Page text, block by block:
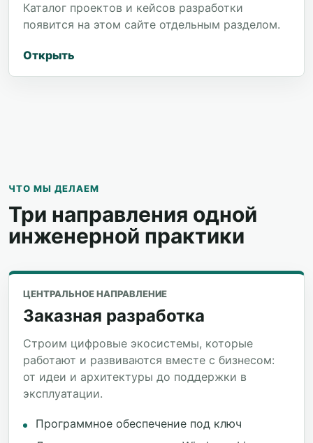
Каталог проектов и кейсов разработки
появится на этом сайте отдельным разделом.
Открыть
ЧТО МЫ ДЕЛАЕМ
Три направления одной
инженерной практики
ЦЕНТРАЛЬНОЕ НАПРАВЛЕНИЕ
Заказная разработка
Строим цифровые экосистемы, которые
работают и развиваются вместе с бизнесом:
от идеи и архитектуры до поддержки в
эксплуатации.
Программное обеспечение под ключ